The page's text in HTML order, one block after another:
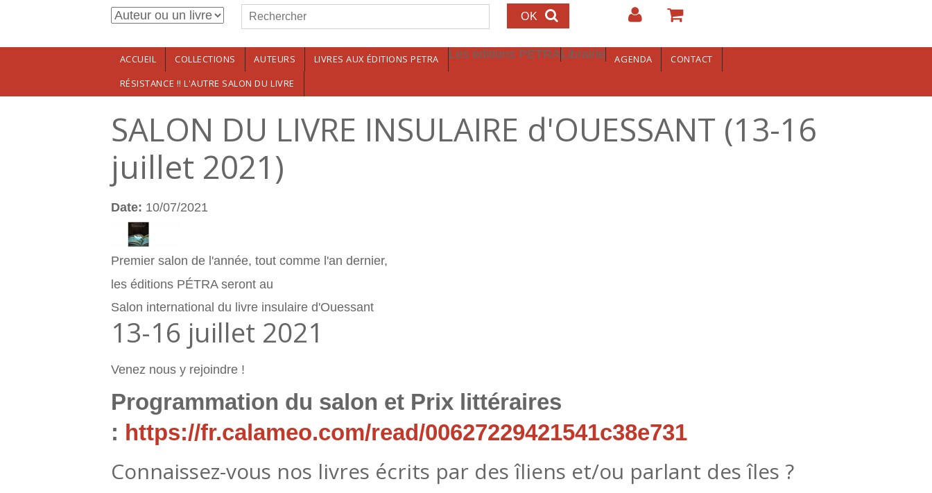
Aller au contenu principalFormulaire de recherche
Rechercher
ACCUEIL COLLECTIONS AUTEURS LIVRES AUX ÉDITIONS PETRA Les éditions PETRALibrairie AGENDA
CONTACT
RÉSISTANCE !! L'AUTRE SALON DU LIVRE
SALON DU LIVRE INSULAIRE d'OUESSANT (13-16
juillet 2021)
Date: 10/07/2021
Premier salon de l'année, tout comme l'an dernier,
les éditions PÉTRA seront au
Salon international du livre insulaire d'Ouessant
13-16 juillet 2021
Venez nous y rejoindre !
Programmation du salon et Prix littéraires
: https://fr.calameo.com/read/00627229421541c38e731
Connaissez-vous nos livres écrits par des îliens et/ou parlant des îles ?